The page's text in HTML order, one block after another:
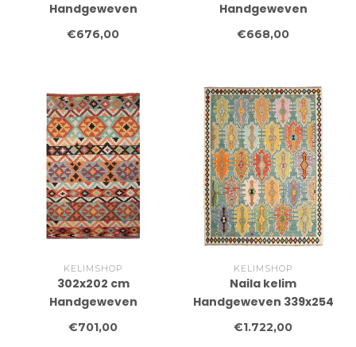
Handgeweven
Traditionele Kelim
€676,00
Handgeweven
Traditionele Kelim
€668,00
KELIMSHOP
302x202 cm
Handgeweven
Traditionele Kelim
Vloerkleed Wol Tapijt
€701,00
KELIMSHOP
Naila kelim
Handgeweven 339x254
cm Traditional Kelim
Tapijt Wol
€1.722,00